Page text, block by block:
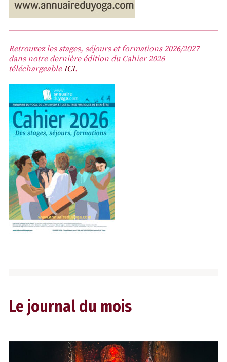
Retrouvez les stages, séjours et formations 2026/2027
dans notre dernière édition du Cahier 2026
téléchargeableICI.
Le journal du mois